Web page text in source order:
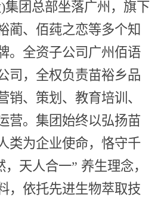
集团总部坐落广州，旗下
蔺、佰莼之恋等多个知
。全资子公司广州佰语
司，全权负责苗裕乡品
销、策划、教育培训、
营。集团始终以弘扬苗
类为企业使命，恪守千
天人合一” 养生理念，
，依托先进生物萃取技